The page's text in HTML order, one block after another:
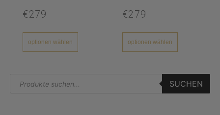
€279
optionen wählen
€279
optionen wählen
SUCHEN